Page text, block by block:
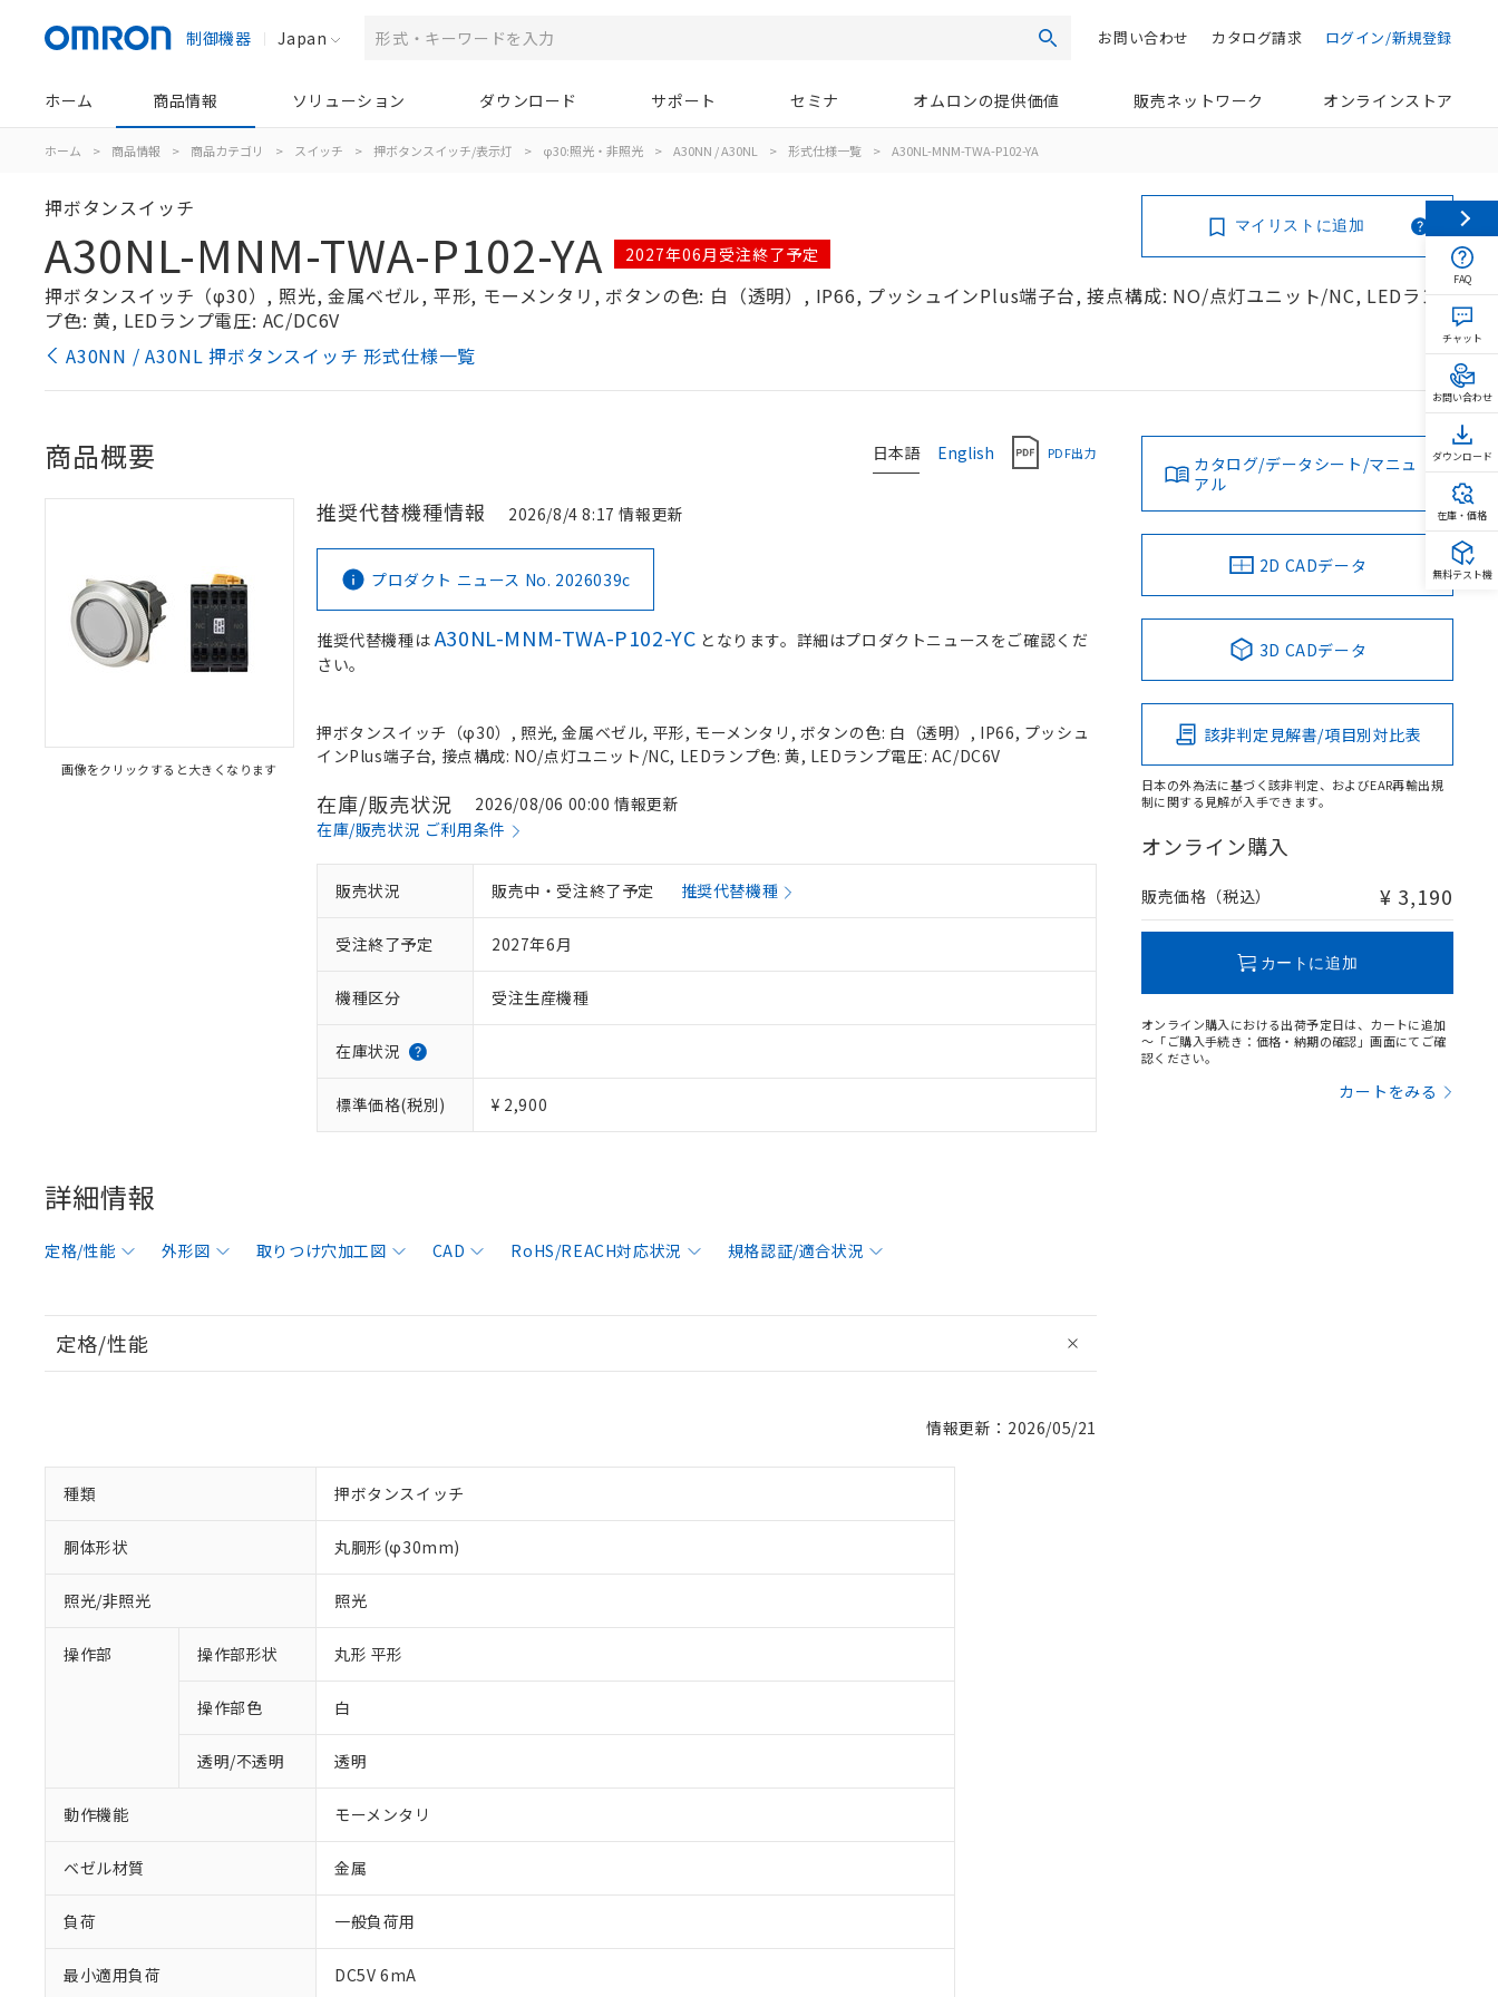
制御機器 Japan 検索 ログイン/新規登録
カタログ請求
お問い合わせ
ホーム 商品情報 ソリューション ダウンロード サポート セミナ オムロンの提供価値 販売ネットワーク オンラインストア
ホーム > 商品情報 > 商品カテゴリ > スイッチ > 押ボタンスイッチ/表示灯 > φ30:照光・非照光 > A30NN / A30NL > 形式仕様一覧 > A30NL-MNM-TWA-P102-YA
押ボタンスイッチ
A30NL-MNM-TWA-P102-YA 2027年06月受注終了予定
押ボタンスイッチ（φ30）, 照光, 金属ベゼル, 平形, モーメンタリ, ボタンの色: 白（透明）, IP66, プッシュインPlus端子台, 接点構成: NO/点灯ユニット/NC, LEDラン
プ色: 黄, LEDランプ電圧: AC/DC6V
A30NN / A30NL 押ボタンスイッチ 形式仕様一覧
マイリストに追加
日本語 English PDF出力
商品概要
画像をクリックすると大きくなります
推奨代替機種情報 2026/8/4 8:17 情報更新
プロダクト ニュース No. 2026039c
推奨代替機種はA30NL-MNM-TWA-P102-YC となります。詳細はプロダクトニュースをご確認くだ
さい。
押ボタンスイッチ（φ30）, 照光, 金属ベゼル, 平形, モーメンタリ, ボタンの色: 白（透明）, IP66, プッシュ
インPlus端子台, 接点構成: NO/点灯ユニット/NC, LEDランプ色: 黄, LEDランプ電圧: AC/DC6V
在庫/販売状況
2026/08/06 00:00 情報更新
在庫/販売状況 ご利用条件
販売状況 販売中・受注終了予定 推奨代替機種
受注終了予定 2027年6月
機種区分 受注生産機種
在庫状況
標準価格(税別) ¥ 2,900
詳細情報
定格/性能 外形図 取りつけ穴加工図 CAD RoHS/REACH対応状況 規格認証/適合状況
定格/性能
情報更新：2026/05/21
種類 押ボタンスイッチ
胴体形状 丸胴形(φ30mm)
照光/非照光 照光
操作部 操作部形状 丸形 平形
操作部色 白
透明/不透明 透明
動作機能 モーメンタリ
ベゼル材質 金属
負荷 一般負荷用
最小適用負荷 DC5V 6mA
カタログ/データシート/マニュ
アル
2D CADデータ
3D CADデータ
該非判定見解書/項目別対比表
日本の外為法に基づく該非判定、およびEAR再輸出規
制に関する見解が入手できます。
オンライン購入
販売価格（税込） ¥ 3,190
カートに追加
オンライン購入における出荷予定日は、カートに追加
～「ご購入手続き：価格・納期の確認」画面にてご確
認ください。
カートをみる
FAQ
チャット
お問い合わせ
ダウンロード
在庫・価格
無料テスト機